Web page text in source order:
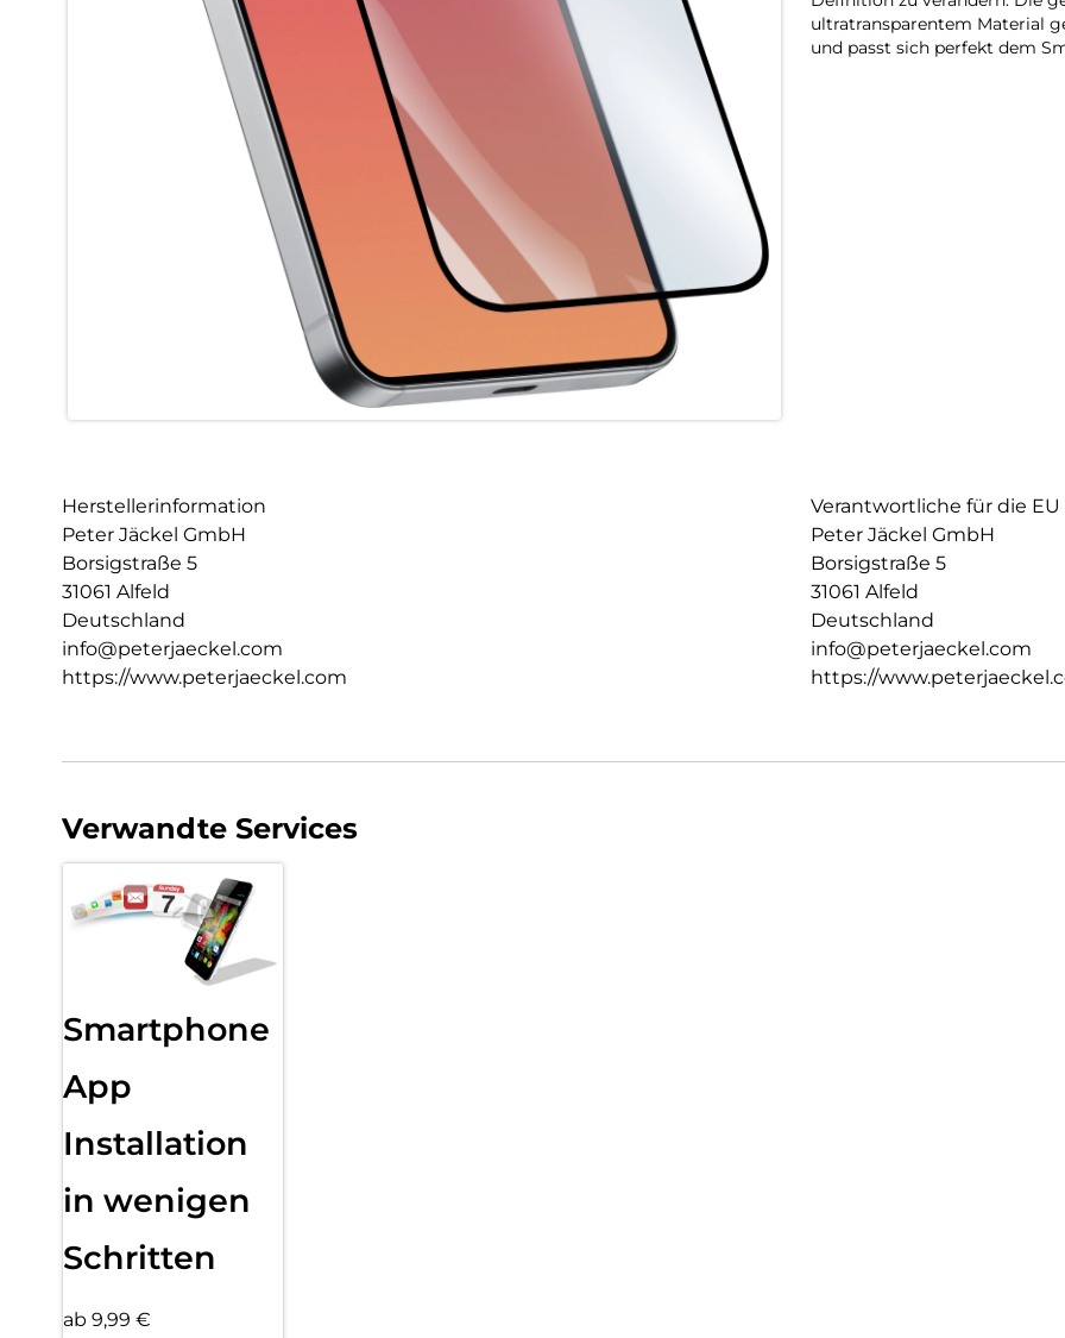
ultratransparentem Material
und passt sich perfekt dem
Herstellerinformation
Peter Jäckel GmbH
Borsigstraße 5
31061 Alfeld
Deutschland
info@peterjaeckel.com
https://www.peterjaeckel.com
Verantwortliche für die EU
Peter Jäckel GmbH
Borsigstraße 5
31061 Alfeld
Deutschland
info@peterjaeckel.com
https://
Verwandte Services
Smartphone
App
Installation
in wenigen
Schritten
ab 9,99 €